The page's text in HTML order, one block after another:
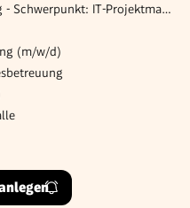
Manager:in Technology Consulting - Schwerpunkt: IT-Projektmanagement (Health Care/KIS)
(m/w/d)